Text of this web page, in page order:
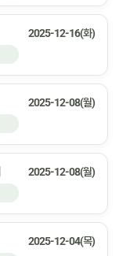
2025-12-16(화)
2025-12-08(월)
2025-12-08(월)
2025-12-04(목)